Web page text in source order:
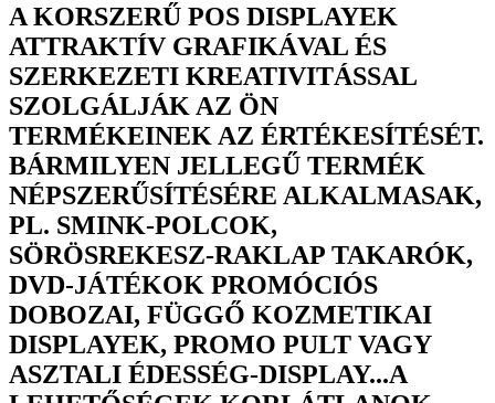
A KORSZERŰ POS DISPLAYEK
ATTRAKTÍV GRAFIKÁVAL ÉS
SZERKEZETI KREATIVITÁSSAL
SZOLGÁLJÁK AZ ÖN
TERMÉKEINEK AZ ÉRTÉKESÍTÉSÉT.
BÁRMILYEN JELLEGŰ TERMÉK
NÉPSZERŰSÍTÉSÉRE ALKALMASAK,
PL. SMINK-POLCOK,
SÖRÖSREKESZ-RAKLAP TAKARÓK,
DVD-JÁTÉKOK PROMÓCIÓS
DOBOZAI, FÜGGŐ KOZMETIKAI
DISPLAYEK, PROMO PULT VAGY
ASZTALI ÉDESSÉG-DISPLAY...A